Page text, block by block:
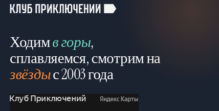
Ходимв горы,
сплавляемся, смотрим на
звёздыс 2003 года